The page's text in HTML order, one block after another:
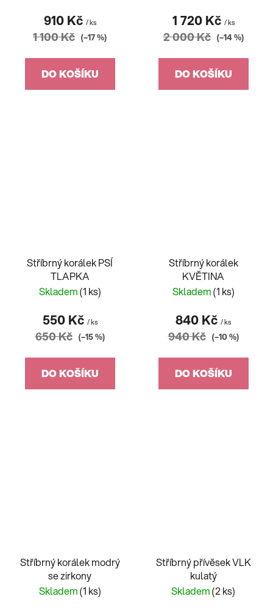
910 Kč / ks
1 100 Kč (–17 %)
DO KOŠÍKU
1 720 Kč / ks
2 000 Kč (–14 %)
DO KOŠÍKU
Stříbrný korálek PSÍ
TLAPKA
Skladem(1 ks)
550 Kč / ks
650 Kč (–15 %)
DO KOŠÍKU
Stříbrný korálek
KVĚTINA
Skladem(1 ks)
840 Kč / ks
940 Kč (–10 %)
DO KOŠÍKU
Stříbrný korálek modrý
se zirkony
Skladem(1 ks)
Stříbrný přívěsek VLK
kulatý
Skladem(2 ks)